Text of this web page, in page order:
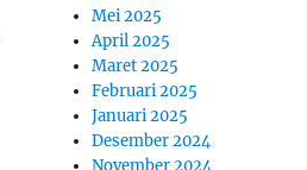
Mei 2025
April 2025
Maret 2025
Februari 2025
Januari 2025
Desember 2024